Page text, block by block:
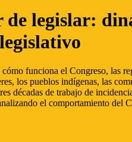
de legislar:
cómo funciona el Congreso, las
los pueblos indígenas, las
décadas de trabajo de
el comportamiento del